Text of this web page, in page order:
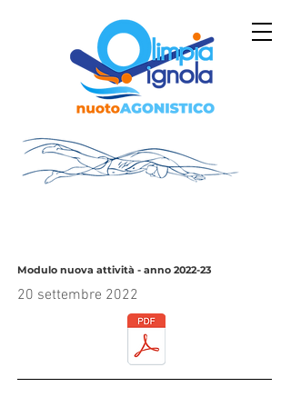
Modulo nuova attività - anno 2022-23
20 settembre 2022